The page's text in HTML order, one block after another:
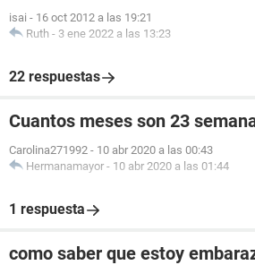
isai - 16 oct 2012 a las 19:21
Ruth - 3 ene 2022 a las 13:23
22 respuestas
Cuantos meses son 23
Carolina271992 - 10 abr 2020 a las 00:43
Hermanamayor - 10 abr 2020 a las 01:44
1 respuesta
como saber que estoy